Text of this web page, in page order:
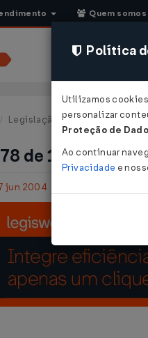
Quem somos
Legislação Estadual - Paraíba
de 16/06/2004
jun 2004
Política
Utilizamos
personalizar
Proteção de
Ao continuar
Privacidade e